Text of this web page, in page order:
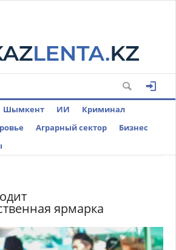
Шымкент ИИ
Криминал
Аграрный сектор
Бизнес
ярмарка